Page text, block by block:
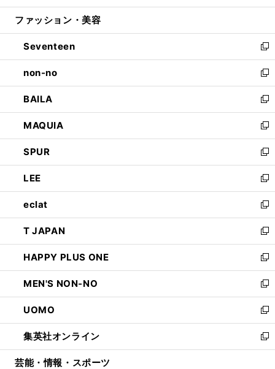
開
ウ
開
く
ン
ウ
で
開
く
ウ
ン
ド
ウ
で
開
く
ファッション・美容
Seventeen
新
し
い
ウ
ィ
ン
ド
ウ
で
開
く
non-no
新
し
い
ウ
ィ
ン
ド
ウ
で
開
く
BAILA
新
し
い
ウ
ィ
ン
ド
ウ
で
開
く
MAQUIA
新
し
い
ウ
ィ
ン
ド
ウ
で
開
く
SPUR
新
し
い
ウ
ィ
ン
ド
ウ
で
開
く
LEE
新
し
い
ウ
ィ
ン
ド
ウ
で
開
く
eclat
新
し
い
ウ
ィ
ン
ド
ウ
で
開
く
T JAPAN
新
し
い
ウ
ィ
ン
ド
ウ
で
開
HAPPY PLUS ONE
新
し
い
ウ
ィ
ン
ド
ウ
MEN'S NON-NO
新
し
い
ウ
ィ
ン
UOMO
新
し
い
ウ
集英社オンライン
新
し
芸能・情報・スポーツ